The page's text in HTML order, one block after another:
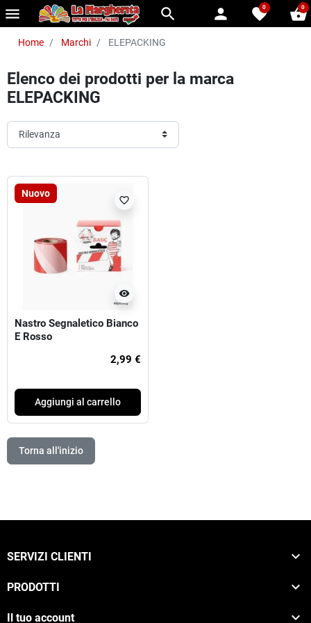
menu search person favorite
0 shopping_basket
0
Home Marchi ELEPACKING
Elenco dei prodotti per la marca
ELEPACKING
Nuovo
visibility
favorite_border
Nastro Segnaletico Bianco
E Rosso
2,99 €
Aggiungi al carrello
Torna all'inizio
SERVIZI CLIENTI 
PRODOTTI 
Il tuo account 